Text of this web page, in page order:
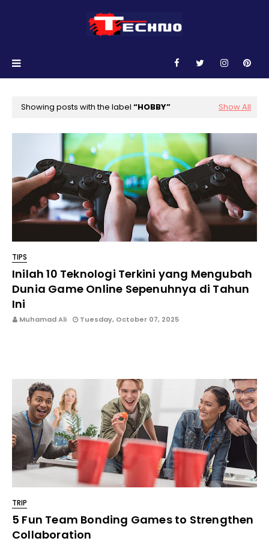
Showing posts with the label HOBBY Show All
TIPS
Inilah 10 Teknologi Terkini yang Mengubah
Dunia Game Online Sepenuhnya di Tahun
Ini
Muhamad Ali Tuesday, October 07, 2025
TRIP
5 Fun Team Bonding Games to Strengthen
Collaboration